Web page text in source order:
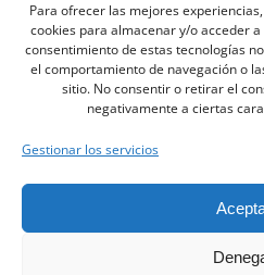
Para ofrecer las mejores
cookies para almacenar y/o acceder
consentimiento de estas tecnologías
el comportamiento de navegación o
sitio. No consentir o retirar el
negativamente a ciertas
Gestionar los servicios